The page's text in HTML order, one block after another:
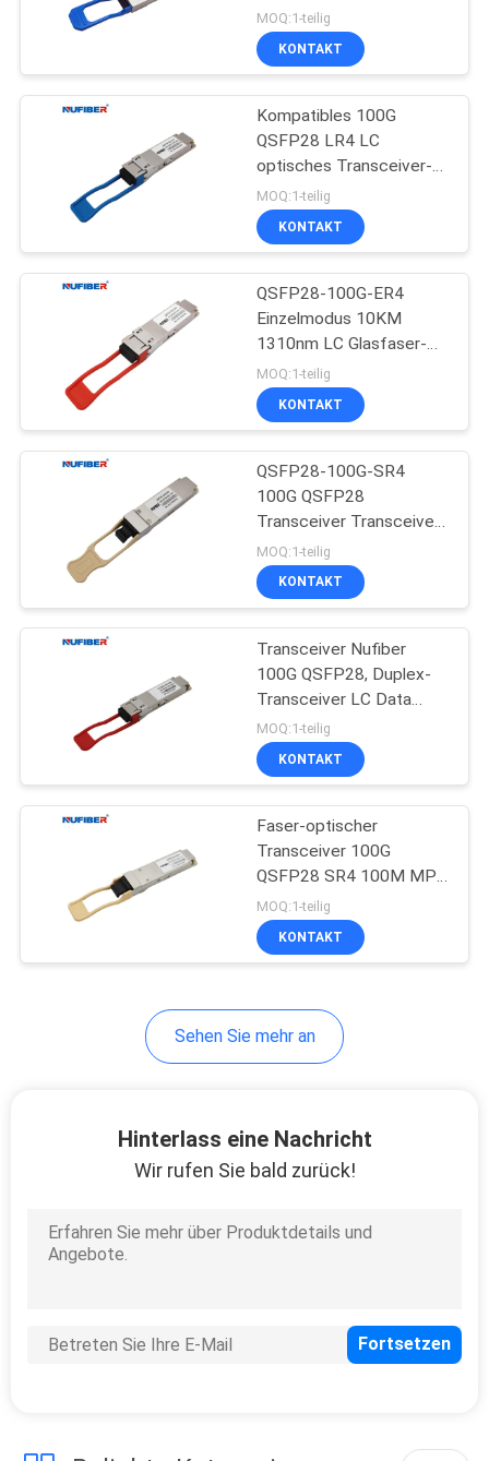
DATENSCHUTZRICHTLINIE
QSFP28 Transceiver LC
MOQ:1-teilig
KONTAKT
Kompatibles 100G
QSFP28 LR4 LC
optisches Transceiver-
Modul Huaweis
MOQ:1-teilig
KONTAKT
QSFP28-100G-ER4
Einzelmodus 10KM
1310nm LC Glasfaser-
Optischer Empfänger
MOQ:1-teilig
KONTAKT
QSFP28-100G-SR4
100G QSFP28
Transceiver Transceiver-
850nm 100G MPO
MOQ:1-teilig
KONTAKT
Transceiver Nufiber
100G QSFP28, Duplex-
Transceiver LC Data
Center
MOQ:1-teilig
KONTAKT
Faser-optischer
Transceiver 100G
QSFP28 SR4 100M MPO
850nm
MOQ:1-teilig
KONTAKT
Sehen Sie mehr an
Hinterlass eine Nachricht
Wir rufen Sie bald zurück!